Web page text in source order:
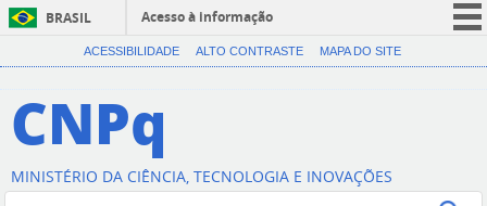
BRASIL
Acesso à informação
CORONAVÍRUS (COVID-19)
Canais
ACESSIBILIDADE ALTO CONTRASTE MAPA DO SITE
CNPq
MINISTÉRIO DA CIÊNCIA, TECNOLOGIA E INOVAÇÕES